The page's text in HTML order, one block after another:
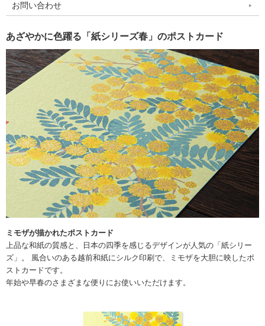
お問い合わせ
あざやかに色躍る「紙シリーズ春」のポストカード
ミモザが描かれたポストカード
上品な和紙の質感と、日本の四季を感じるデザインが人気の「紙シリー
ズ」。 風合いのある越前和紙にシルク印刷で、ミモザを大胆に映したポ
ストカードです。
年始や早春のさまざまな便りにお使いいただけます。